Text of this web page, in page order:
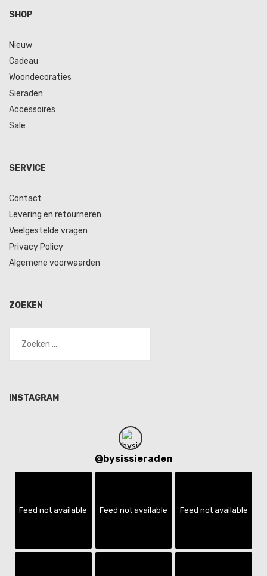
SHOP
Nieuw
Cadeau
Woondecoraties
Sieraden
Accessoires
Sale
SERVICE
Contact
Levering en retourneren
Veelgestelde vragen
Privacy Policy
Algemene voorwaarden
ZOEKEN
naar:
INSTAGRAM
@ bysissieraden
Feed not available Feed not available Feed not available